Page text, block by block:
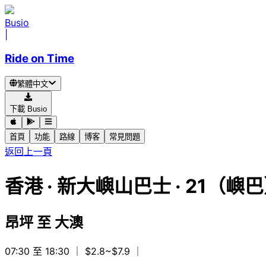
Busio
Ride on Time
繁體中文
下載 Busio
首頁 功能 路線 博客 常見問題
返回上一頁
香港· 新大嶼山巴士 · 21（嶼
昂坪 至 大澳
07:30 至 18:30 ｜ $2.8~$7.9